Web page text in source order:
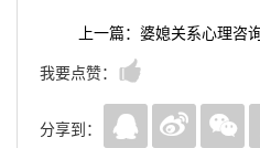
上一篇：婆媳关系心理咨
我要点赞：
分享到：